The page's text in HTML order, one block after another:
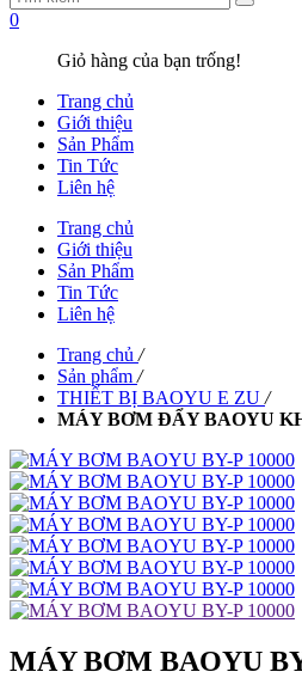
0
Giỏ hàng của bạn trống!
Trang chủ
Giới thiệu
Sản Phẩm
Tin Tức
Liên hệ
Trang chủ
Giới thiệu
Sản Phẩm
Tin Tức
Liên hệ
Trang chủ /
Sản phẩm /
THIẾT BỊ BAOYU E ZU /
MÁY BƠM ĐẨY BAOYU
MÁY BƠM BAOYU